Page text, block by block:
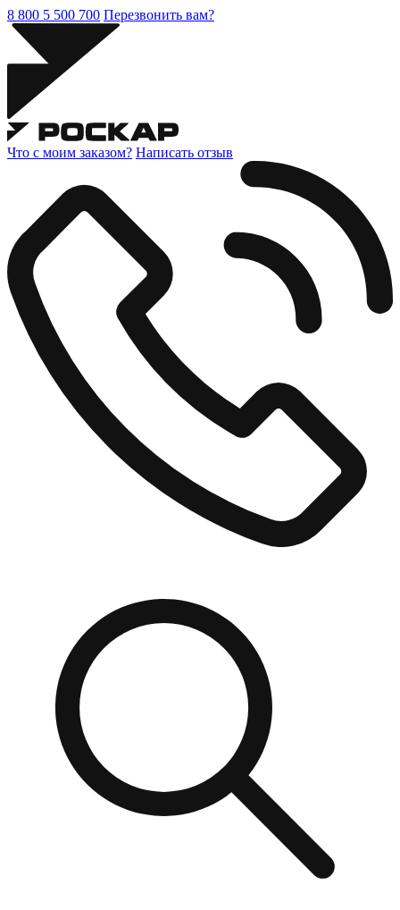
8 800 5 500 700 Перезвонить вам?
Что с моим заказом? Написать отзыв